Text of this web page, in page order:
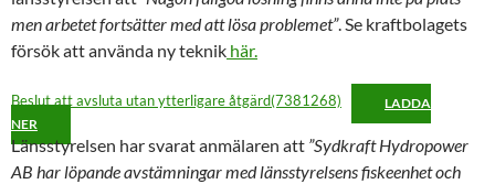
men arbetet fortsätter med att lösa problemet”. Se kraftbolagets
försök att använda ny teknik här.
Beslut att avsluta utan ytterligare åtgärd(7381268)
LADDA
NER
Länsstyrelsen har svarat anmälaren att ”Sydkraft Hydropower
AB har löpande avstämningar med länsstyrelsens fiskeenhet och